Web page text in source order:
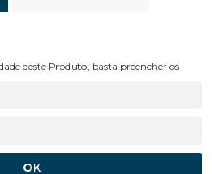
deste Produto, basta preencher os